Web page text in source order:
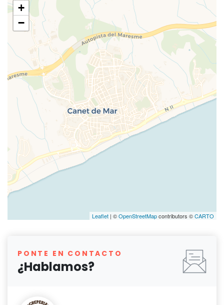
+
−
Leaflet | ©OpenStreetMapcontributors ©CARTO
PONTE EN CONTACTO
¿Hablamos?